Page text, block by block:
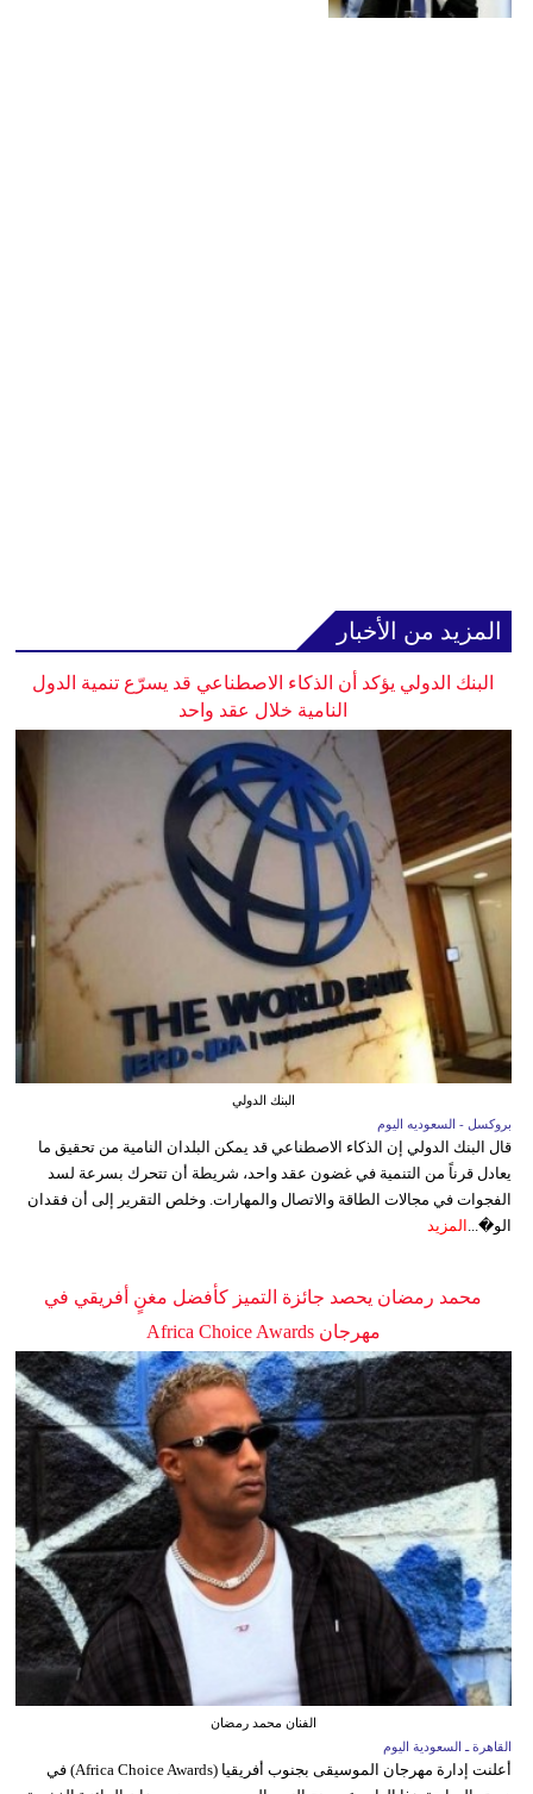
المزيد من الأخبار
البنك الدولي يؤكد أن الذكاء الاصطناعي قد يسرّع تنمية الدول
النامية خلال عقد واحد
البنك الدولي
بروكسل - السعوديه اليوم
قال البنك الدولي إن الذكاء الاصطناعي قد يمكن البلدان النامية من تحقيق ما
يعادل قرناً من التنمية في غضون عقد واحد، شريطة أن تتحرك بسرعة لسد
الفجوات في مجالات الطاقة والاتصال والمهارات. وخلص التقرير إلى أن فقدان
الو�... المزيد
محمد رمضان يحصد جائزة التميز كأفضل مغنٍ أفريقي في
مهرجان Africa Choice Awards
الفنان محمد رمضان
القاهرة ـ السعودية اليوم
أعلنت إدارة مهرجان الموسيقى بجنوب أفريقيا (Africa Choice Awards) في